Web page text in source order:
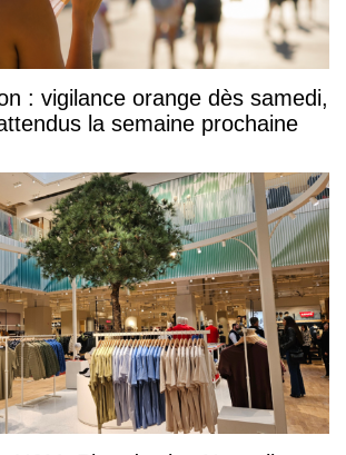
: vigilance orange dès samedi,
la semaine prochaine